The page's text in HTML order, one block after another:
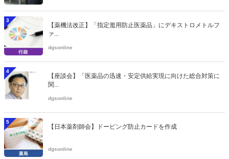
3
【薬機法改正】「指定濫用防止医薬品」にデキストロメトルフ
ァ...
dgsonline
4
【座談会】「医薬品の迅速・安定供給実現に向けた総合対策に
関...
dgsonline
5
【日本薬剤師会】ドーピング防止カードを作成
dgsonline